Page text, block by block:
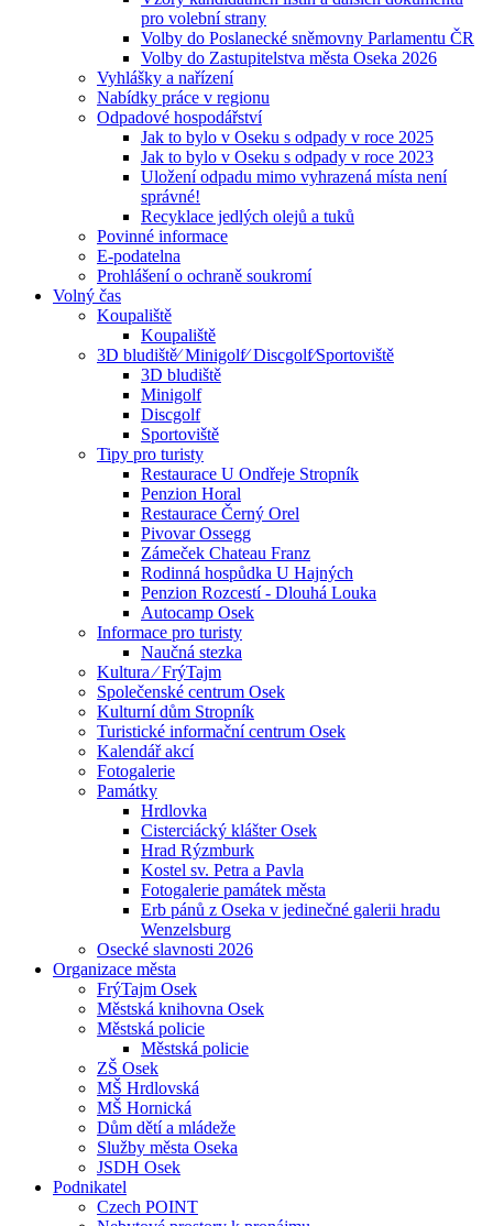
pro volební strany
Volby do Poslanecké sněmovny Parlamentu ČR
Volby do Zastupitelstva města Oseka 2026
Vyhlášky a nařízení
Nabídky práce v regionu
Odpadové hospodářství
Jak to bylo v Oseku s odpady v roce 2025
Jak to bylo v Oseku s odpady v roce 2023
Uložení odpadu mimo vyhrazená místa není
správné!
Recyklace jedlých olejů a tuků
Povinné informace
E-podatelna
Prohlášení o ochraně soukromí
Volný čas
Koupaliště
Koupaliště
3D bludiště⁄ Minigolf⁄ Discgolf⁄Sportoviště
3D bludiště
Minigolf
Discgolf
Sportoviště
Tipy pro turisty
Restaurace U Ondřeje Stropník
Penzion Horal
Restaurace Černý Orel
Pivovar Ossegg
Zámeček Chateau Franz
Rodinná hospůdka U Hajných
Penzion Rozcestí - Dlouhá Louka
Autocamp Osek
Informace pro turisty
Naučná stezka
Kultura ⁄ FrýTajm
Společenské centrum Osek
Kulturní dům Stropník
Turistické informační centrum Osek
Kalendář akcí
Fotogalerie
Památky
Hrdlovka
Cisterciácký klášter Osek
Hrad Rýzmburk
Kostel sv. Petra a Pavla
Fotogalerie památek města
Erb pánů z Oseka v jedinečné galerii hradu
Wenzelsburg
Osecké slavnosti 2026
Organizace města
FrýTajm Osek
Městská knihovna Osek
Městská policie
Městská policie
ZŠ Osek
MŠ Hrdlovská
MŠ Hornická
Dům dětí a mládeže
Služby města Oseka
JSDH Osek
Podnikatel
Czech POINT